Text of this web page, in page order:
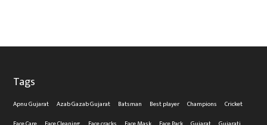
Tags
Apnu Gujarat Azab Gazab Gujarat Batsman Best player Champions
Cricket